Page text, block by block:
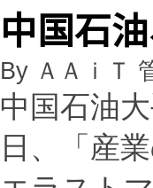
中国石
By ＡＡｉＴ
中国石油
日、「産